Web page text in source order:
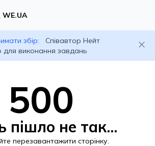
WE.UA
збір:
Співавтор Нейт
для виконання завдань
500
пішло не так...
перезавантажити сторінку.